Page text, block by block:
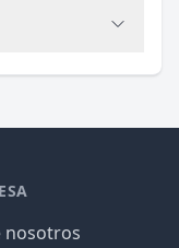
nosotros